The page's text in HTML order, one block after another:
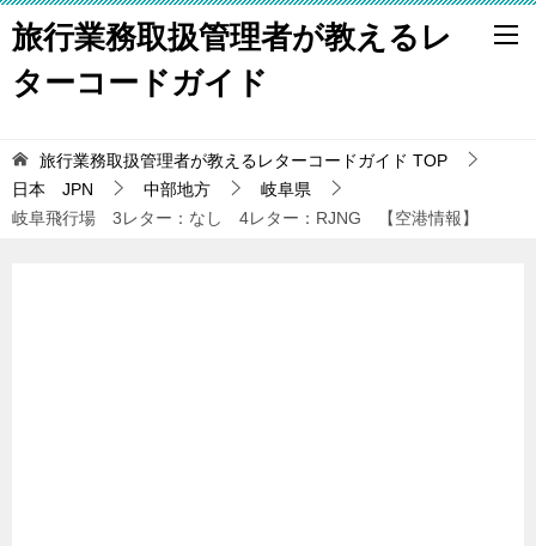
旅行業務取扱管理者が教えるレ
ターコードガイド
旅行業務取扱管理者が教えるレターコードガイド TOP
日本 JPN
中部地方
岐阜県
岐阜飛行場 3レター：なし 4レター：RJNG 【空港情報】